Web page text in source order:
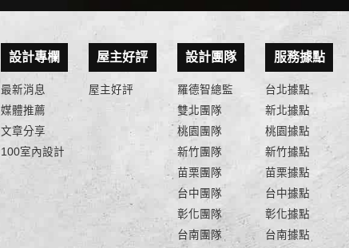
設計專欄
最新消息
媒體推薦
文章分享
100室內設計
屋主好評
屋主好評
設計團隊
羅德智總監
雙北團隊
桃園團隊
新竹團隊
苗栗團隊
台中團隊
彰化團隊
台南團隊
服務據點
台北據點
新北據點
桃園據點
新竹據點
苗栗據點
台中據點
彰化據點
台南據點